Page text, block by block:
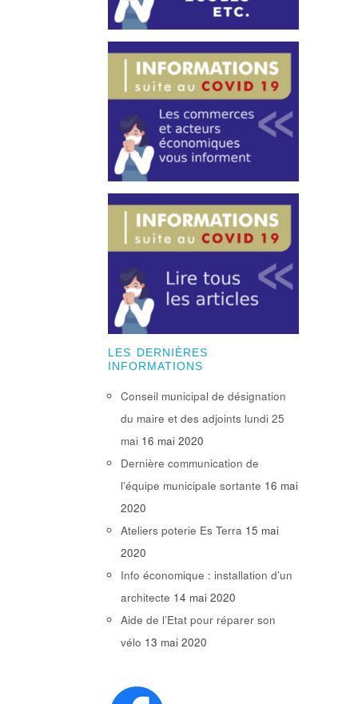
LES DERNIÈRES
INFORMATIONS
Conseil municipal de désignation
du maire et des adjoints lundi 25
mai 16 mai 2020
Dernière communication de
l’équipe municipale sortante 16 mai
2020
Ateliers poterie Es Terra 15 mai
2020
Info économique : installation d’un
architecte 14 mai 2020
Aide de l’Etat pour réparer son
vélo 13 mai 2020